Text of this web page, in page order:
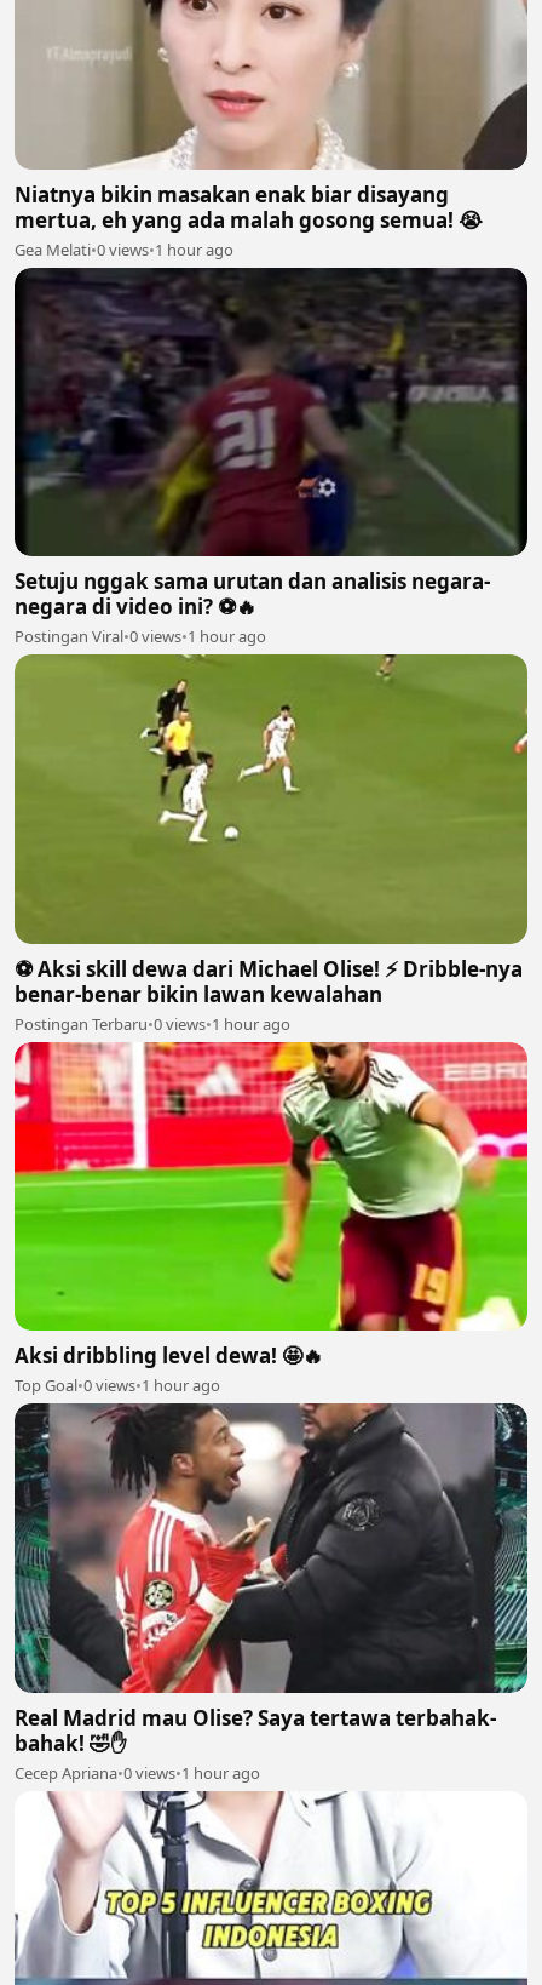
Niatnya bikin masakan enak biar disayang
mertua, eh yang ada malah gosong semua! 😭
Gea Melati•0 views•1 hour ago
Setuju nggak sama urutan dan analisis negara-
negara di video ini? ⚽🔥
Postingan Viral•0 views•1 hour ago
⚽️ Aksi skill dewa dari Michael Olise! ⚡️ Dribble-nya
benar-benar bikin lawan kewalahan
Postingan Terbaru•0 views•1 hour ago
Aksi dribbling level dewa! 🤩🔥
Top Goal•0 views•1 hour ago
Real Madrid mau Olise? Saya tertawa terbahak-
bahak! 🤣✋
Cecep Apriana•0 views•1 hour ago